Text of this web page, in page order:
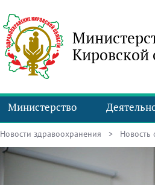
Кировской
Министерство
Новости здравоохранения > Новость